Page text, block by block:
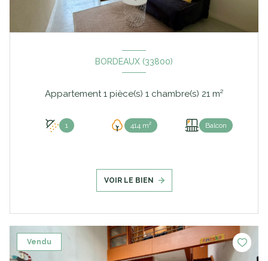
BORDEAUX (33800)
Appartement 1 pièce(s) 1 chambre(s) 21 m²
1 414 m² Balcon
VOIR LE BIEN
Vendu